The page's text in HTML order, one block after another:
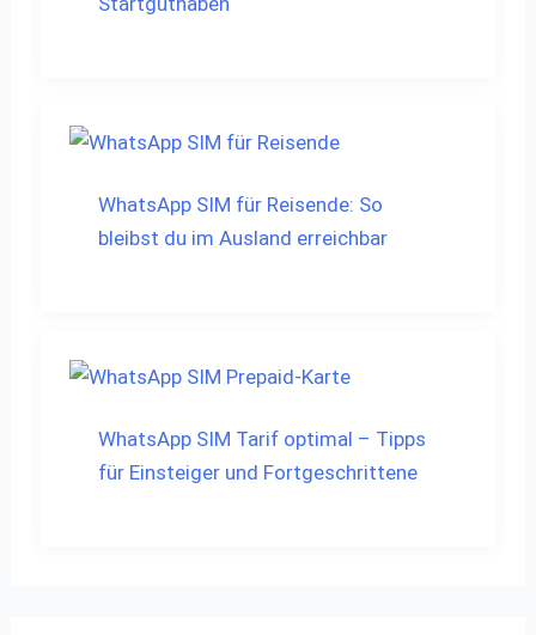
WhatsApp SIM für Reisende: So
bleibst du im Ausland erreichbar
WhatsApp SIM Tarif optimal – Tipps
für Einsteiger und Fortgeschrittene